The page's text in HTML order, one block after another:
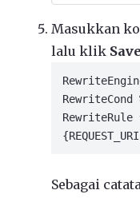
Masukkan
lalu klik Save
RewriteCond
RewriteRule
Sebagai